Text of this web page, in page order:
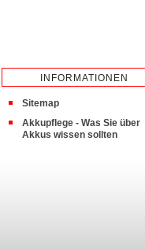
INFORMATIONEN
Sitemap
Akkupflege - Was Sie über
Akkus wissen sollten